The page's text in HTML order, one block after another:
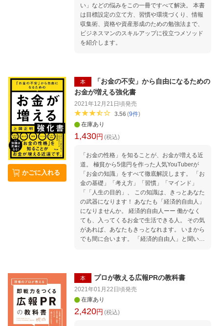
い」などの悩みをこの一冊ですべて解決。 本書
は目標設定の立て方、習慣や環境づくり、情報
収集術、資格や資産形成のための勉強法まで、
ビジネスマンのスキルアップに役立つメソッド
を紹介します。
かごに入れる
本
「お金の不安」から自由になるための
お金が増える強化書
2021年12月21日頃発売
3.56 (9件)
在庫あり
1,430円 (税込)
「お金の性格」を知ることが、お金が増える近
道。 極貧から5億円を作った人気YouTuberが
「お金の知識」をすべて徹底解説します。 「お
金の基礎」「考え方」「習慣」「マインド」
「「人生の目的」、 この知識は、きっとあなた
の武器になります！ あなたも「経済的自由人」
になりませんか。 経済的自由人ーー 働かなく
ても、入ってくるお金で生活できる人。 その気
があれば、あなたもきっとなれます。 いまから
でも間に合います。 「経済的自由人」と聞い
ません。 あなたに必要なお金を 「ローリスク
で増やしていく」＋「人生の夢をかなえる」 →
知識がなくても、少額からスタート。 「お金の
不安から解放される」のが上岡メソッドです。
ーーー お金が増えない人には5つの特徴があり
本 プロが教える広報PRの教科書
2021年01月22日頃発売
在庫あり
2,420円 (税込)